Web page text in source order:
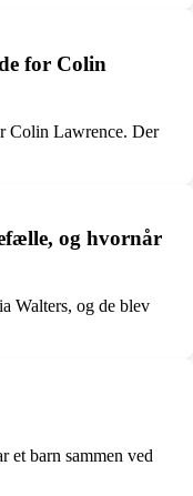
for Colin
Colin Lawrence. Der
og hvornår
Walters, og de blev
et barn sammen ved